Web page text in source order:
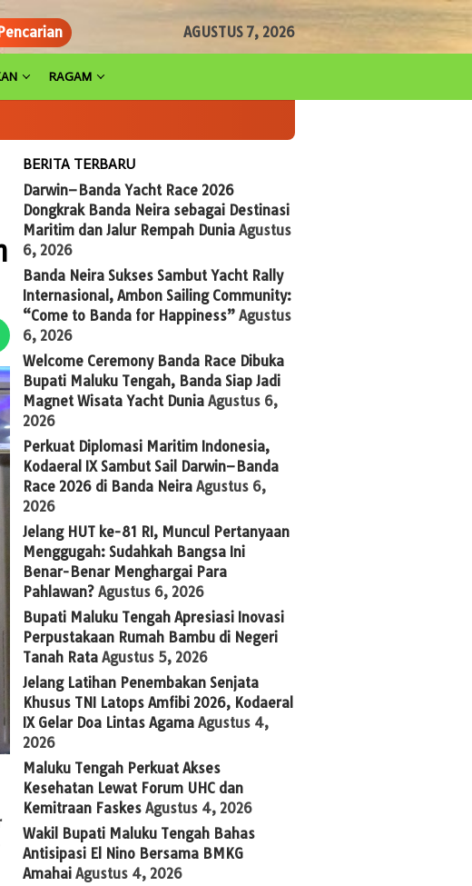
AGUSTUS 7, 2026
RAGAM
BERITA TERBARU
Darwin–Banda Yacht Race 2026
Dongkrak Banda Neira sebagai Destinasi
Maritim dan Jalur Rempah Dunia Agustus
6, 2026
Banda Neira Sukses Sambut Yacht Rally
Internasional, Ambon Sailing Community:
“Come to Banda for Happiness” Agustus
6, 2026
Welcome Ceremony Banda Race Dibuka
Bupati Maluku Tengah, Banda Siap Jadi
Magnet Wisata Yacht Dunia Agustus 6,
2026
Perkuat Diplomasi Maritim Indonesia,
Kodaeral IX Sambut Sail Darwin–Banda
Race 2026 di Banda Neira Agustus 6,
2026
Jelang HUT ke-81 RI, Muncul Pertanyaan
Menggugah: Sudahkah Bangsa Ini
Benar-Benar Menghargai Para
Pahlawan? Agustus 6, 2026
Bupati Maluku Tengah Apresiasi Inovasi
Perpustakaan Rumah Bambu di Negeri
Tanah Rata Agustus 5, 2026
Jelang Latihan Penembakan Senjata
Khusus TNI Latops Amfibi 2026, Kodaeral
IX Gelar Doa Lintas Agama Agustus 4,
2026
Maluku Tengah Perkuat Akses
Kesehatan Lewat Forum UHC dan
Kemitraan Faskes Agustus 4, 2026
Wakil Bupati Maluku Tengah Bahas
Antisipasi El Nino Bersama BMKG
Amahai Agustus 4, 2026